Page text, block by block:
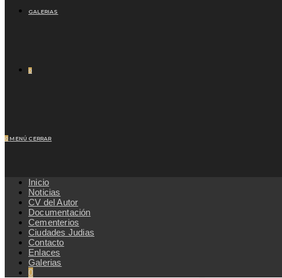
GALERIAS
0
0 MENÚ CERRAR
Inicio
Noticias
CV del Autor
Documentación
Cementerios
Ciudades Judias
Contacto
Enlaces
Galerias
0